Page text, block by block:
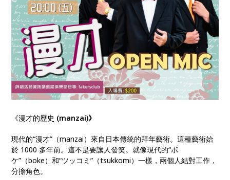
《漫才的歷史 (manzai)》
現代的“漫才”（manzai）來自日本傳統的拜年藝術。這種藝術始
於 1000 多年前。這不是要讓人發笑。就像現代的“ボ
ケ”（boke）和“ツッコミ”（tsukkomi）一樣，兩個人結對工作，
分擔角色。